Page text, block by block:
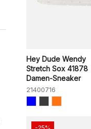
Hey Dude Wendy
Stretch Sox 41878
Damen-Sneaker
21400716